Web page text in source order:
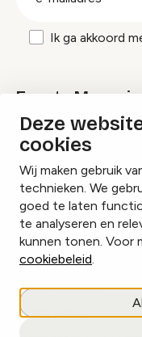
Deze
cookies
Wij maken gebruik
technieken. We
goed te laten
te analyseren en
kunnen tonen. Voor
cookiebeleid.
Ik ga akkoord
Events Magazine
Ik ontvang
InstagramFacebook
Cookies beheren
Privacy policy